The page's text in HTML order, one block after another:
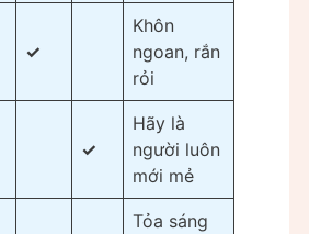
✓
Khôn
ngoan, rắn
rỏi
✓
Hãy là
người luôn
mới mẻ
Tỏa sáng